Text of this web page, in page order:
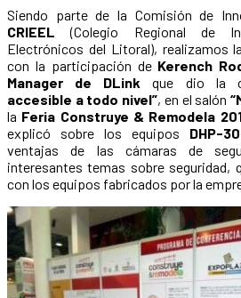
Siendo parte de la Comisión de
CRIEEL (Colegio Regional de
Electrónicos del Litoral), realizamos
con la participación de Kerench
Manager de DLink que dio la
accesible a todo nivel”, en el salón
la Feria Construye & Remodela
explicó sobre los equipos DHP-
ventajas de las cámaras de
interesantes temas sobre seguridad,
con los equipos fabricados por la